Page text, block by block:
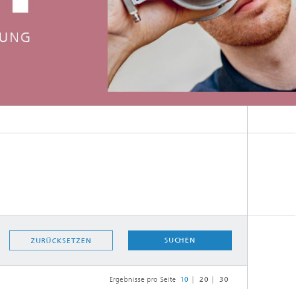
ZURÜCKSETZEN SUCHEN
Ergebnisse pro Seite 10 20 30